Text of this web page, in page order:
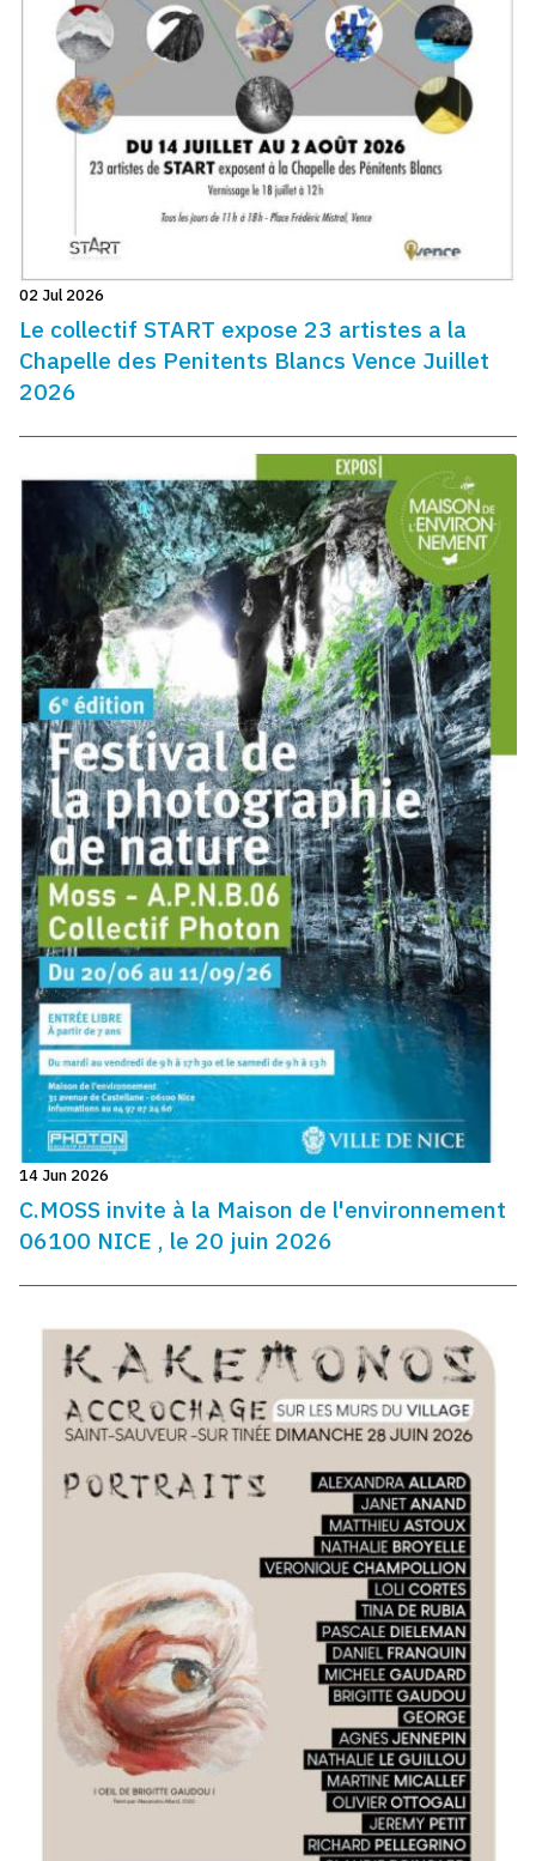
02 Jul 2026
Le collectif START expose 23 artistes a la
Chapelle des Penitents Blancs Vence Juillet
2026
14 Jun 2026
C.MOSS invite à la Maison de l'environnement
06100 NICE , le 20 juin 2026